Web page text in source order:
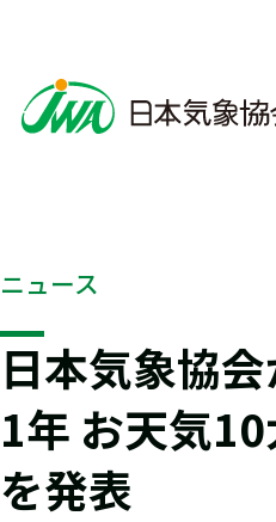
ニュース
日本気象協
1年 お天気10
を発表